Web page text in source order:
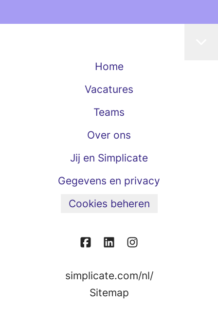
Home
Vacatures
Teams
Over ons
Jij en Simplicate
Gegevens en privacy
Cookies beheren
simplicate.com/nl/
Sitemap